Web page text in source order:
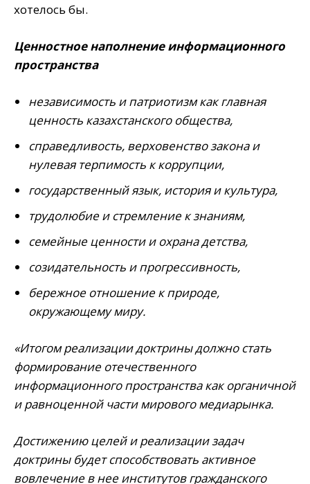
хотелось бы.
Ценностное наполнение информационного
пространства
независимость и патриотизм как главная
ценность казахстанского общества,
справедливость, верховенство закона и
нулевая терпимость к коррупции,
государственный язык, история и культура,
трудолюбие и стремление к знаниям,
семейные ценности и охрана детства,
созидательность и прогрессивность,
бережное отношение к природе,
окружающему миру.
«Итогом реализации доктрины должно стать
формирование отечественного
информационного пространства как органичной
и равноценной части мирового медиарынка.
Достижению целей и реализации задач
доктрины будет способствовать активное
вовлечение в нее институтов гражданского